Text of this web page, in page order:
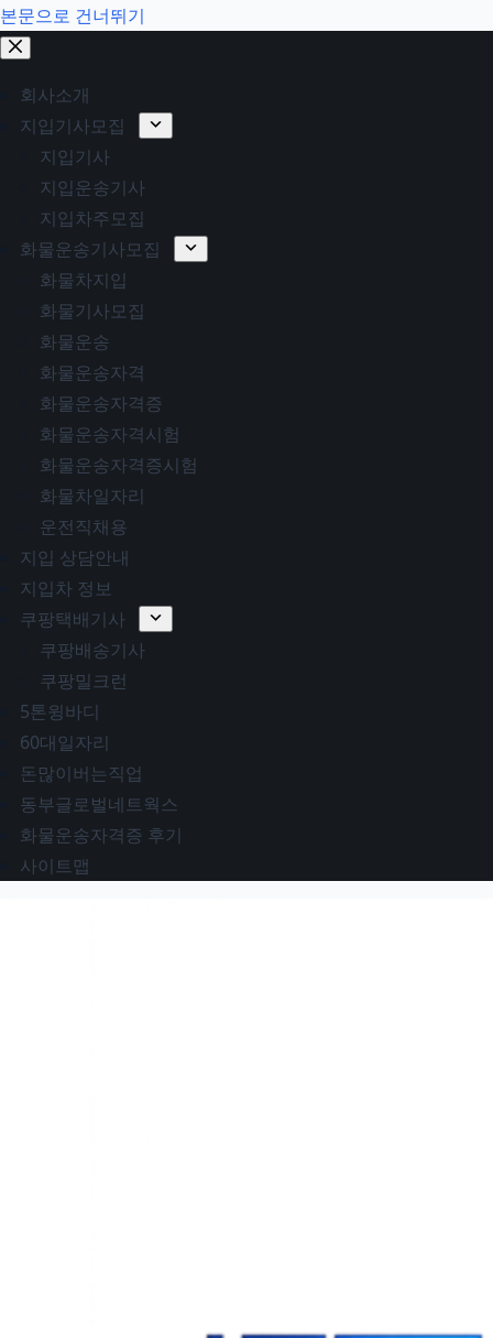
본문으로 건너뛰기
회사소개
지입기사모집
지입기사
지입운송기사
지입차주모집
화물운송기사모집
화물차지입
화물기사모집
화물운송
화물운송자격
화물운송자격증
화물운송자격시험
화물운송자격증시험
화물차일자리
운전직채용
지입 상담안내
지입차 정보
쿠팡택배기사
쿠팡배송기사
쿠팡밀크런
5톤윙바디
60대일자리
돈많이버는직업
동부글로벌네트웍스
화물운송자격증 후기
사이트맵